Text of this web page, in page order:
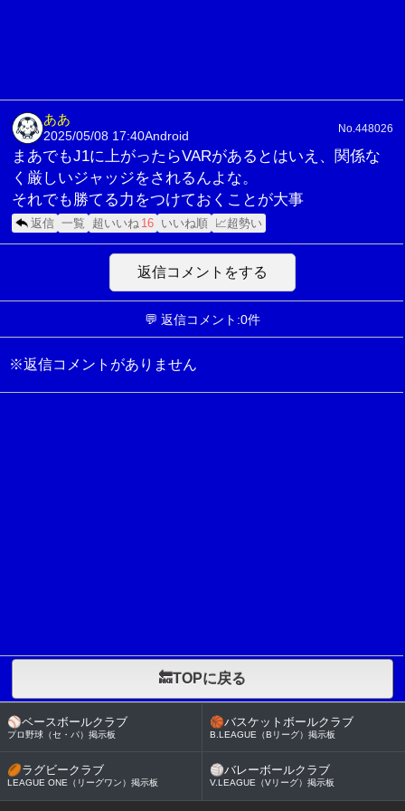
ああ
2025/05/08 17:40Android
No.448026
まあでもJ1に上がったらVARがあるとはいえ、関係な
く厳しいジャッジをされるんよな。
それでも勝てる力をつけておくことが大事
返信 一覧 超いいね 16 いいね順 📈超勢い
返信コメントをする
💬 返信コメント:0件
※返信コメントがありません
🔙TOPに戻る
⚾ベースボールクラブ
プロ野球（セ・パ）掲示板
🏀バスケットボールクラブ
B.LEAGUE（Bリーグ）掲示板
🏉ラグビークラブ
LEAGUE ONE（リーグワン）掲示板
🏐バレーボールクラブ
V.LEAGUE（Vリーグ）掲示板